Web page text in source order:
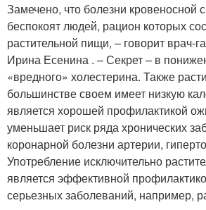
Замечено, что болезни кровеносной
беспокоят людей, рацион которых
растительной пищи, – говорит врач-
Ирина Есенина . – Секрет – в
«вредного» холестерина. Также
большинстве своем имеет низкую
является хорошей профилактикой
уменьшает риск ряда хронических
коронарной болезни артерии,
Употребление исключительно
является эффективной
серьезных заболеваний, например,